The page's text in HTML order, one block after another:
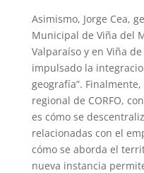
Asimismo, Jorge Cea,
Municipal de Viña del
Valparaíso y en Viña
impulsado la
geografía”.
regional de CORFO,
es cómo se
relacionadas con el
cómo se aborda el
nueva instancia